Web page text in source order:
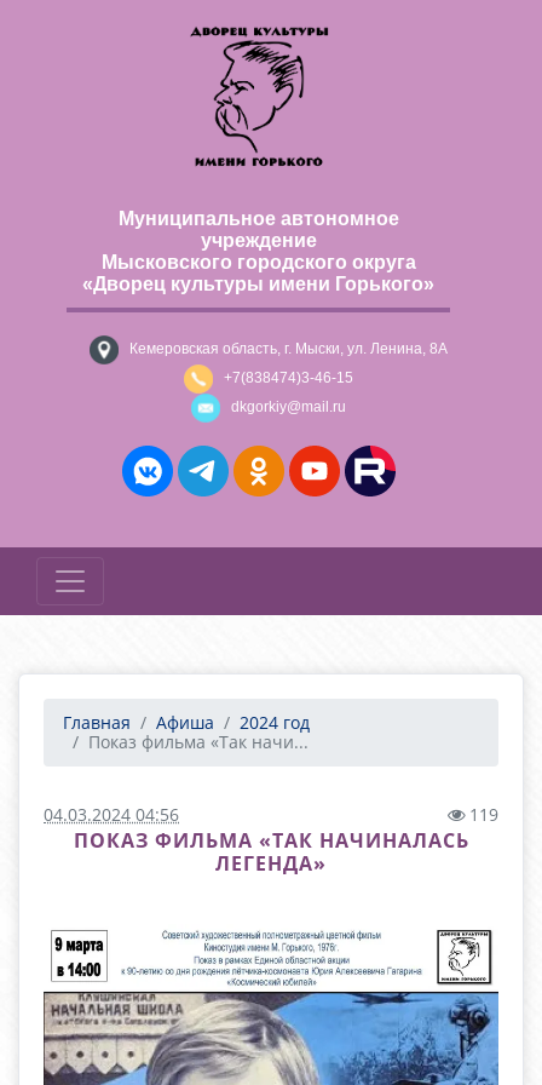
Муниципальное автономное
учреждение
Мысковского городского округа
«Дворец культуры имени Горького»
Кемеровская область, г. Мыски, ул. Ленина, 8А
+7(838474)3-46-15
dkgorkiy@mail.ru
Главная Афиша
2024 год
Показ фильма «Так начи...
04.03.2024 04:56 119
ПОКАЗ ФИЛЬМА «ТАК НАЧИНАЛАСЬ
ЛЕГЕНДА»